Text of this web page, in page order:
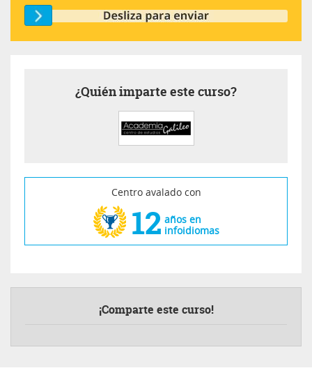
¿Quién imparte este curso?
Centro avalado con
12 años en
infoidiomas
¡Comparte este curso!